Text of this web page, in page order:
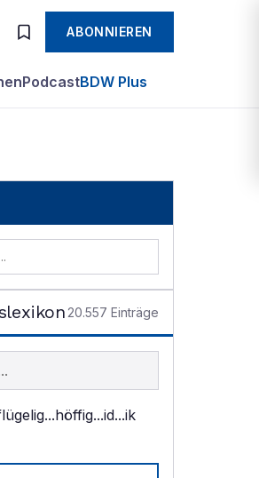
ABONNIEREN
PodcastBDW Plus
20.557 Einträge
suchen
...höffig...id...ik